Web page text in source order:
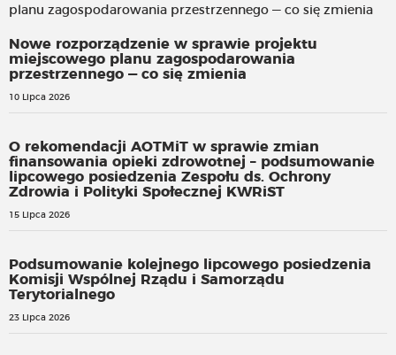
Nowe rozporządzenie w sprawie projektu
miejscowego planu zagospodarowania
przestrzennego — co się zmienia
10 Lipca 2026
O rekomendacji AOTMiT w sprawie zmian
finansowania opieki zdrowotnej – podsumowanie
lipcowego posiedzenia Zespołu ds. Ochrony
Zdrowia i Polityki Społecznej KWRiST
15 Lipca 2026
Podsumowanie kolejnego lipcowego posiedzenia
Komisji Wspólnej Rządu i Samorządu
Terytorialnego
23 Lipca 2026